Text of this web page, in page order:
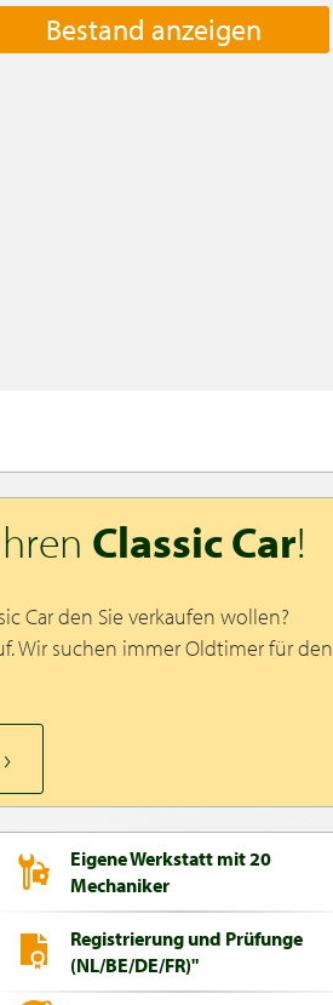
Bestand anzeigen
Classic Car!
Car den Sie verkaufen wollen?
Wir suchen immer Oldtimer für den
Eigene Werkstatt mit 20
Mechaniker
Registrierung und Prüfunge
(NL/BE/DE/FR)"